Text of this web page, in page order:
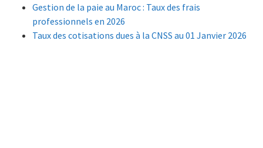
Gestion de la paie au Maroc : Taux des frais
professionnels en 2026
Taux des cotisations dues à la CNSS au 01 Janvier 2026